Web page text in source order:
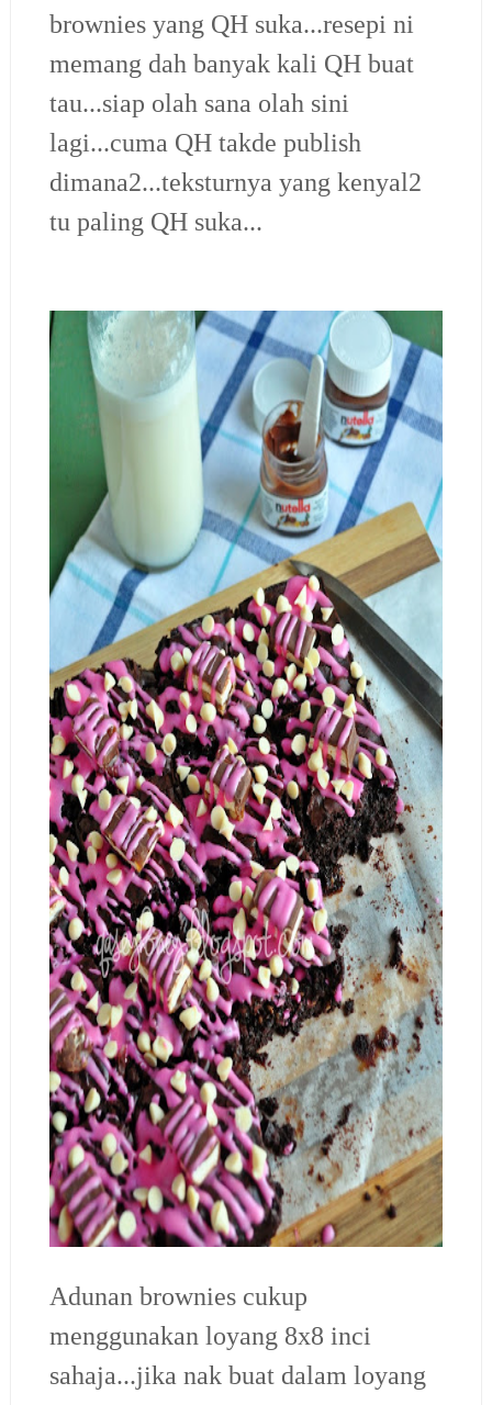
brownies yang QH suka...resepi ni
memang dah banyak kali QH buat
tau...siap olah sana olah sini
lagi...cuma QH takde publish
dimana2...teksturnya yang kenyal2
tu paling QH suka...
Adunan brownies cukup
menggunakan loyang 8x8 inci
sahaja...jika nak buat dalam loyang